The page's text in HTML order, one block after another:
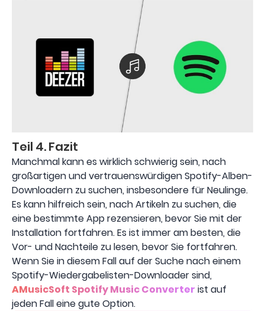
Teil 4. Fazit
Manchmal kann es wirklich schwierig sein, nach
großartigen und vertrauenswürdigen Spotify-Alben-
Downloadern zu suchen, insbesondere für Neulinge.
Es kann hilfreich sein, nach Artikeln zu suchen, die
eine bestimmte App rezensieren, bevor Sie mit der
Installation fortfahren. Es ist immer am besten, die
Vor- und Nachteile zu lesen, bevor Sie fortfahren.
Wenn Sie in diesem Fall auf der Suche nach einem
Spotify-Wiedergabelisten-Downloader sind,
AMusicSoft Spotify Music Converter ist auf
jeden Fall eine gute Option.